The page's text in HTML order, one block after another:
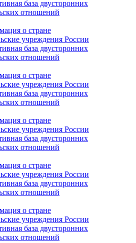
база двусторонних
отношений
о стране
учреждения России
база двусторонних
отношений
о стране
учреждения России
база двусторонних
отношений
о стране
учреждения России
база двусторонних
отношений
о стране
учреждения России
база двусторонних
отношений
о стране
учреждения России
база двусторонних
отношений